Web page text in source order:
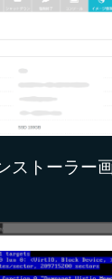
ストーラー